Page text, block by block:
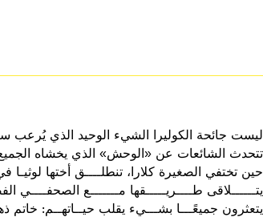
ليست جائحة الكوليرا الشيء الوحيد الذي يُرعب سكان مدريد في عام 1834، فخارج أسوار
تتحدث الشائعات عن «الوحش» الذي يخشاه
حين تختفي الصغيرة كلارا، تنطلــــق أختها لوثيـا
يتــــــلاقى طــــريـــــقها مـــــــع
يتعثرون جميعًـــا بشـــيء يقلب حيــاتهــم: